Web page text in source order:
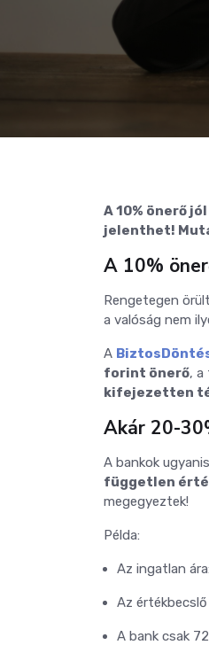
A 10% önerő
jelenthet!
A 10%
Rengetegen
a valóság nem
A
forint önerő, a
kifejezetten
Akár 20-
A bankok ugyanis
független
megegyeztek!
Példa:
Az ingatlan
Az
A bank csak